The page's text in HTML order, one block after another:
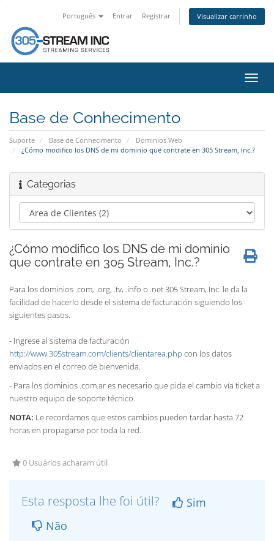
Português Entrar Registrar Visualizar carrinho
Base de Conhecimento
Suporte Base de Conhecimento
Dominios Web
¿Cómo modifico los DNS de mi dominio que contrate en 305 Stream, Inc.?
Categorias
¿Cómo modifico los DNS de mi dominio
que contrate en 305 Stream, Inc.?
Para los dominios .com, .org, .tv, .info o .net 305 Stream, Inc. le da la
facilidad de hacerlo desde el sistema de facturación siguiendo los
siguientes pasos.
- Ingrese al sistema de facturación
http://www.305stream.com/clients/clientarea.php con los datos
enviados en el correo de bienvenida.
- Para los dominios .com.ar es necesario que pida el cambio vía ticket a
nuestro equipo de soporte técnico.
NOTA: Le recordamos que estos cambios pueden tardar hasta 72
horas en propagarse por toda la red.
0 Usuários acharam útil
Esta resposta lhe foi útil?
Sim
Não